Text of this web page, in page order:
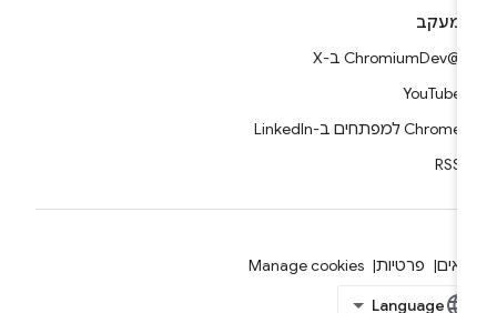
מעקב
YouTube
Chrome למפתחים ב-LinkedIn
פרטיות Manage cookies